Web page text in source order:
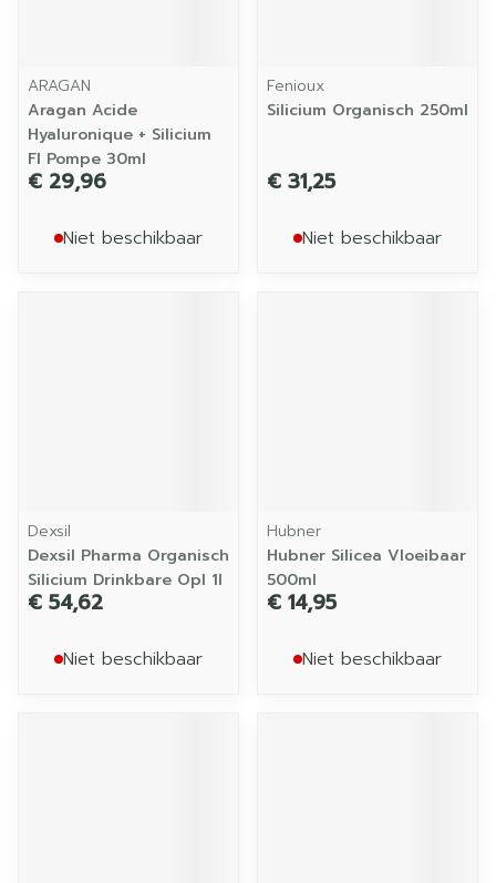
ARAGAN
Aragan Acide
Hyaluronique + Silicium
Fl Pompe 30ml
€ 29,96
Niet beschikbaar
Fenioux
Silicium Organisch 250ml
€ 31,25
Niet beschikbaar
Dexsil
Dexsil Pharma Organisch
Silicium Drinkbare Opl 1l
€ 54,62
Niet beschikbaar
Hubner
Hubner Silicea Vloeibaar
500ml
€ 14,95
Niet beschikbaar